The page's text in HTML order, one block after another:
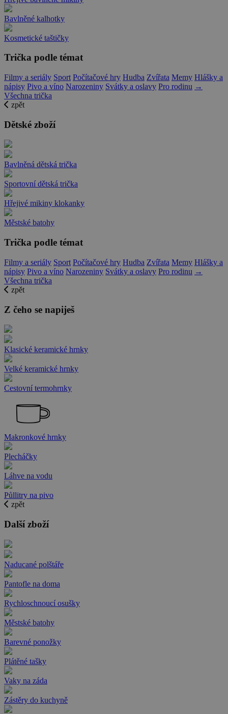
Bavlněné kalhotky
Kosmetické taštičky
Trička podle témat
Filmy a seriály Sport Počítačové hry Hudba Zvířata Memy Hlášky a
nápisy Pivo a víno Narozeniny Svátky a oslavy Pro rodinu →
Všechna trička
zpět
Dětské zboží
Bavlněná dětská trička
Sportovní dětská trička
Hřejivé mikiny klokanky
Městské batohy
Trička podle témat
Filmy a seriály Sport Počítačové hry Hudba Zvířata Memy Hlášky a
nápisy Pivo a víno Narozeniny Svátky a oslavy Pro rodinu →
Všechna trička
zpět
Z čeho se napiješ
Klasické keramické hrnky
Velké keramické hrnky
Cestovní termohrnky
Makronkové hrnky
Plecháčky
Láhve na vodu
Půllitry na pivo
zpět
Další zboží
Naducané polštáře
Pantofle na doma
Rychloschnoucí osušky
Městské batohy
Barevné ponožky
Plátěné tašky
Vaky na záda
Zástěry do kuchyně